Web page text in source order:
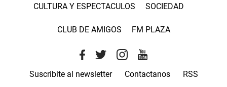
CULTURA Y ESPECTACULOS SOCIEDAD
CLUB DE AMIGOS FM PLAZA
Suscribite al newsletter Contactanos RSS